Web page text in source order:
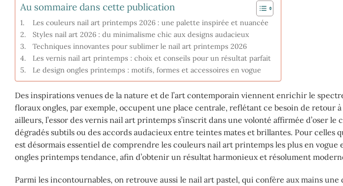
Au sommaire dans cette publication
Les couleurs nail art printemps 2026 : une palette inspirée et nuancée
Styles nail art 2026 : du minimalisme chic aux designs audacieux
Techniques innovantes pour sublimer le nail art printemps 2026
Les vernis nail art printemps : choix et conseils pour un résultat parfait
Le design ongles printemps : motifs, formes et accessoires en vogue
Des inspirations venues de la nature et de l’art contemporain viennent enrichir le
floraux ongles, par exemple, occupent une place centrale, reflétant ce besoin de retour
ailleurs, l’essor des vernis nail art printemps s’inscrit dans une volonté affirmée d’oser le
dégradés subtils ou des accords audacieux entre teintes mates et brillantes. Pour celles
est désormais essentiel de comprendre les couleurs nail art printemps les plus en vogue
ongles printemps tendance, afin d’obtenir un résultat harmonieux et résolument
Parmi les incontournables, on retrouve aussi le nail art pastel, qui confère aux mains